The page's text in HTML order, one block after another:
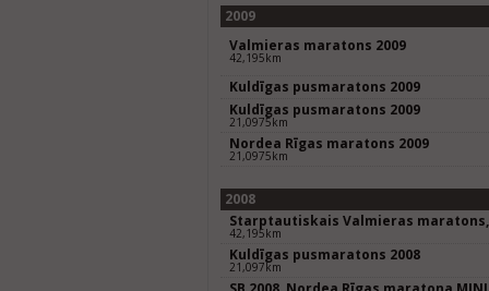
2009
Valmieras maratons 2009
42,195km
Kuldīgas pusmaratons 2009
Kuldīgas pusmaratons 2009
21,0975km
Nordea Rīgas maratons 2009
21,0975km
2008
Starptautiskais Valmieras
42,195km
Kuldīgas pusmaratons 2008
21,097km